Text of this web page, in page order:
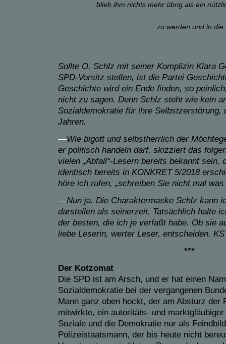
blieb ihm nichts mehr übrig als ein
zu werden und in
Sollte O. Schlz mit seiner Komplizin Klara
SPD-Vorsitz stellen, ist die Partei
Geschichte wird ein Ende finden, so
nicht zu sagen. Denn Schlz steht wie kein
Sozialdemokratie für ihre Selbstzerstörung,
Jahren.
—Wie bigott und selbstherrlich der
er politisch handeln darf, skizziert das
vielen „Abfall“-Lesern bereits bekannt sein,
identisch bereits in KONKRET 5/2018
höre ich rufen, „schreiben Sie nicht mal was
—Nun ja. Die Charaktermaske Schlz kann
darstellen als seinerzeit. Tatsächlich halte
der besten, die ich je verfaßt habe. Ob sie
liebe Leserin, werter Leser, entscheiden. KS
***
Der Kotzomat
Die SPD ist am Arsch, und er hat einen
Sozialdemokratie bei der vergangenen
Mann ganz oben hockt, der am Absturz der
mitwirkte, ein autoritäts- und
Soziale und die Demokratie nur als
Polizeistaatsmann, der bis heute nicht